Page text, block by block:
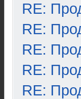
RE:
RE:
RE:
RE:
RE: